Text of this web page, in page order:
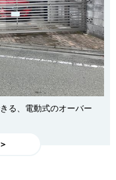
る、電動式のオーバー